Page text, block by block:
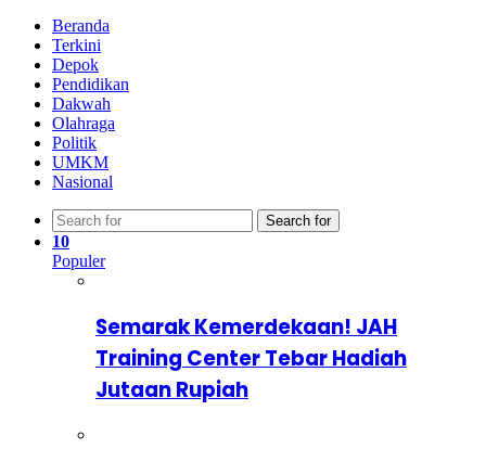
Beranda
Terkini
Depok
Pendidikan
Dakwah
Olahraga
Politik
UMKM
Nasional
Search for
10
Populer
Semarak Kemerdekaan! JAH
Training Center Tebar Hadiah
Jutaan Rupiah